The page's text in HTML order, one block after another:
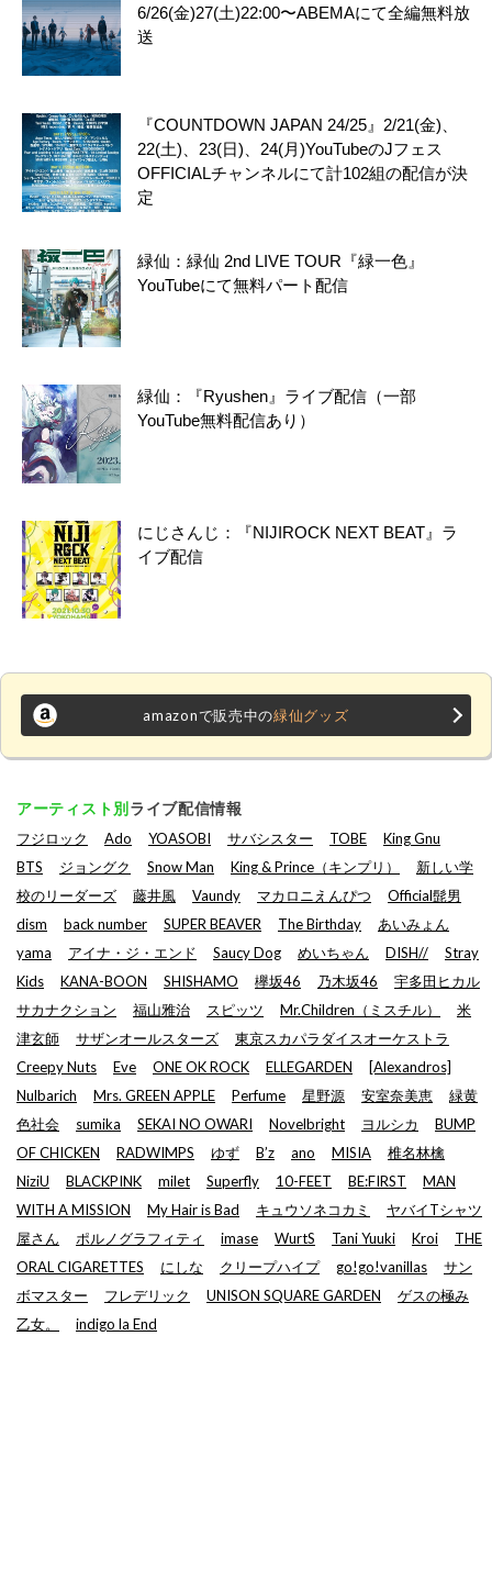
6/26(金)27(土)22:00〜ABEMAにて全編無料放
送
『COUNTDOWN JAPAN 24/25』2/21(金)、
22(土)、23(日)、24(月)YouTubeのJフェス
OFFICIALチャンネルにて計102組の配信が決
定
緑仙：緑仙 2nd LIVE TOUR『緑一色』
YouTubeにて無料パート配信
緑仙：『Ryushen』ライブ配信（一部
YouTube無料配信あり）
にじさんじ：『NIJIROCK NEXT BEAT』ラ
イブ配信
amazonで販売中の緑仙グッズ
アーティスト別ライブ配信情報
フジロック Ado YOASOBI サバシスター TOBE
King Gnu
BTS
ジョングク Snow Man King & Prince（キンプリ）
新しい学
校のリーダーズ
藤井風 Vaundy マカロニえんぴつ
Official髭男
dism
back number SUPER BEAVER The Birthday
あいみょん
yama
アイナ・ジ・エンド Saucy Dog めいちゃん DISH//
Stray
Kids
KANA-BOON SHISHAMO 欅坂46 乃木坂46
宇多田ヒカル
サカナクション
福山雅治 スピッツ Mr.Children（ミスチル）
米
津玄師
サザンオールスターズ
東京スカパラダイスオーケストラ
Creepy Nuts
Eve ONE OK ROCK ELLEGARDEN
[Alexandros]
Nulbarich
Mrs. GREEN APPLE Perfume 星野源 安室奈美恵
緑黄
色社会
sumika SEKAI NO OWARI Novelbright ヨルシカ
BUMP
OF CHICKEN
RADWIMPS ゆず B’z ano MISIA
椎名林檎
NiziU
BLACKPINK milet Superfly 10-FEET BE:FIRST
MAN
WITH A MISSION
My Hair is Bad キュウソネコカミ
ヤバイTシャツ
屋さん
ポルノグラフィティ imase WurtS Tani Yuuki Kroi
THE
ORAL CIGARETTES
にしな クリープハイプ go!go!vanillas
サン
ボマスター
フレデリック UNISON SQUARE GARDEN
ゲスの極み
乙女。
indigo la End